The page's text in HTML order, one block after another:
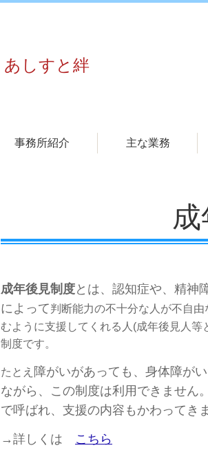
あしすと絆
事務所紹介 主な業務
成年後見制度とは、認知症や、精神
によって判断能力の不十分な人 が不自由
むように支援 してくれる人(成年後見人等
制度です。
たとえ 障がいがあっても、身体障が
ながら、 この制度は利用できません。
で呼ばれ、支援の内容もかわってき
→詳しくは こちら